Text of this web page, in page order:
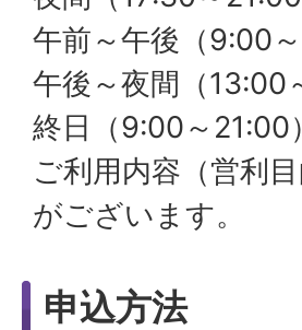
午前～午後（9:00
午後～夜間（
終日（9:00～21:00
ご利用内容（営利
がございます。
申込方法